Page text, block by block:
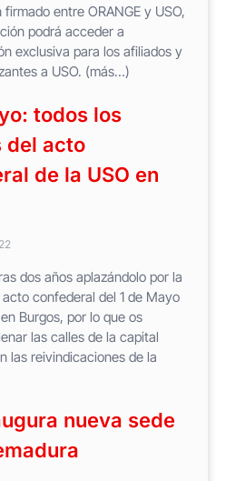
entre ORANGE y USO,
podrá acceder a
exclusiva para los afiliados y
a USO. (más…)
todos los
del acto
de la USO en
dos años aplazándolo por la
confederal del 1 de Mayo
Burgos, por lo que os
las calles de la capital
las reivindicaciones de la
nueva sede